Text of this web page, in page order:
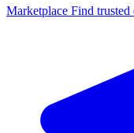
Marketplace Find trusted